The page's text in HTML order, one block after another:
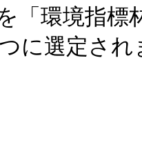
「環境指標
れま